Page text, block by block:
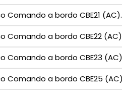
Comando a bordo CBE21
Comando a bordo CBE22
Comando a bordo CBE23
Comando a bordo CBE25